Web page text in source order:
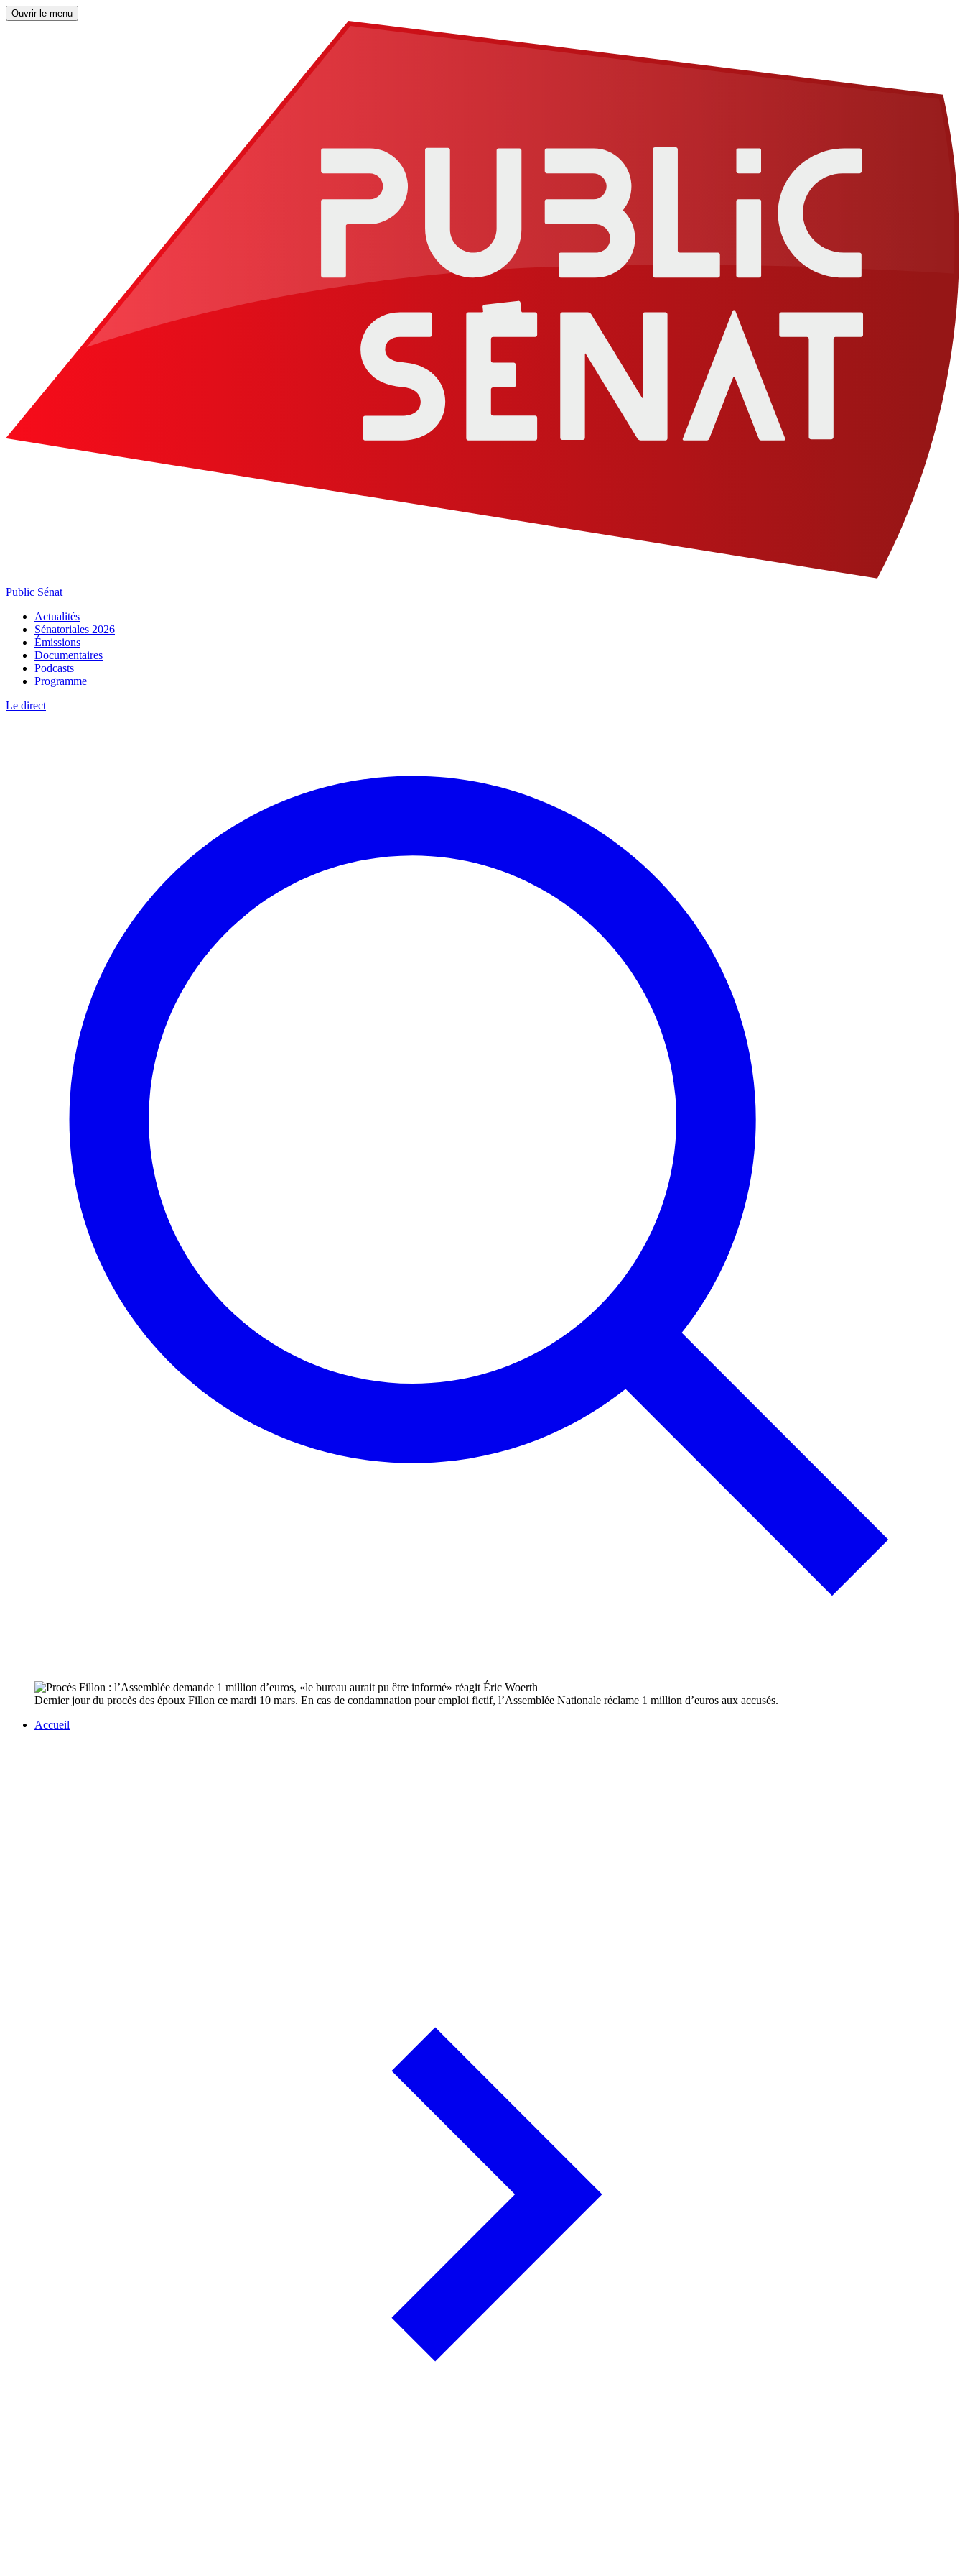
Ouvrir le menu
Public Sénat
Actualités
Sénatoriales 2026
Émissions
Documentaires
Podcasts
Programme
Le direct
Dernier jour du procès des époux Fillon ce mardi 10 mars. En cas de condamnation pour emploi fictif, l’Assemblée Nationale réclame 1 million d’euros aux accusés.
Accueil